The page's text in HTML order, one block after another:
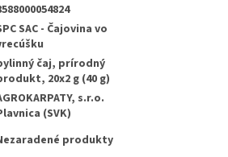
SAC - Čajovina vo
čaj, prírodný
20x2 g (40 g)
s.r.o.
(SVK)
produkty